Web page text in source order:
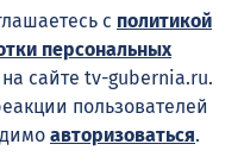
с политикой
персональных
на сайте tv-gubernia.ru.
пользователей
авторизоваться.